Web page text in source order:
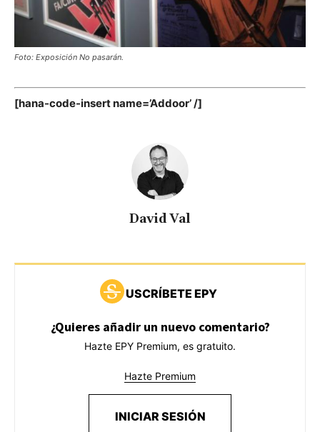
Foto: Exposición No pasarán.
[hana-code-insert name=’Addoor’ /]
David Val
USCRÍBETE EPY
¿Quieres añadir un nuevo comentario?
Hazte EPY Premium, es gratuito.
Hazte Premium
INICIAR SESIÓN